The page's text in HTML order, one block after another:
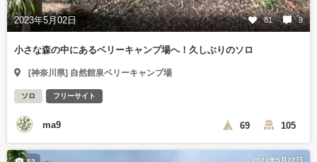
2023年5月02日 81 9
小さな森の中にあるベリーキャンプ場へ！久しぶりのソロ
[神奈川県] 自然館泉ベリーキャンプ場
ソロ フリーサイト
ma9 69 105
2023年5月22日